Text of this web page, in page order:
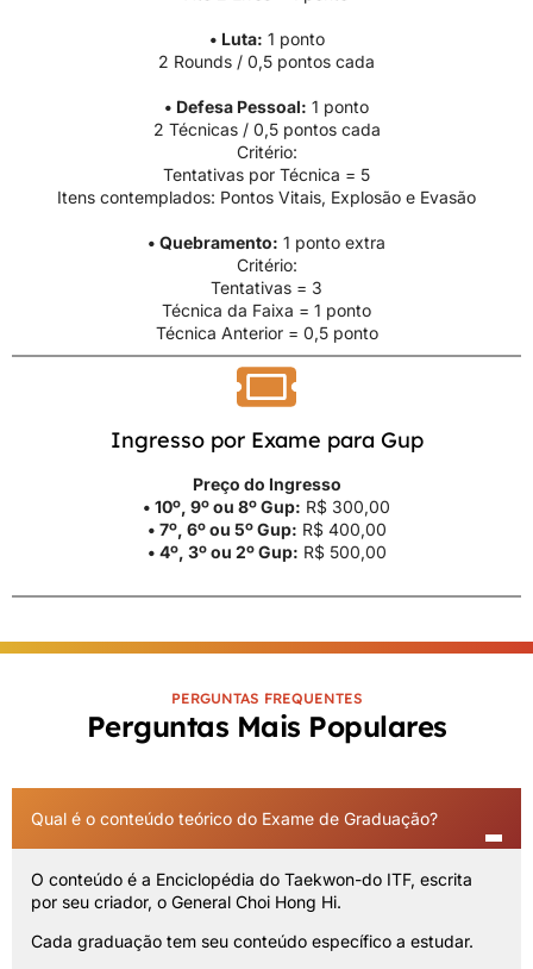
• Luta: 1 ponto
2 Rounds / 0,5 pontos cada
• Defesa Pessoal: 1 ponto
2 Técnicas / 0,5 pontos cada
Critério:
Tentativas por Técnica = 5
Itens contemplados: Pontos Vitais, Explosão e Evasão
• Quebramento: 1 ponto extra
Critério:
Tentativas = 3
Técnica da Faixa = 1 ponto
Técnica Anterior = 0,5 ponto
Ingresso por Exame para Gup
Preço do Ingresso
• 10º, 9º ou 8º Gup: R$ 300,00
• 7º, 6º ou 5º Gup: R$ 400,00
• 4º, 3º ou 2º Gup: R$ 500,00
PERGUNTAS FREQUENTES
Perguntas Mais Populares
Qual é o conteúdo teórico do Exame de Graduação?
O conteúdo é a Enciclopédia do Taekwon-do ITF, escrita
por seu criador, o General Choi Hong Hi.
Cada graduação tem seu conteúdo específico a estudar.